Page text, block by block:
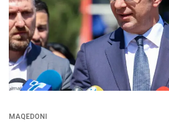
MAQEDONI